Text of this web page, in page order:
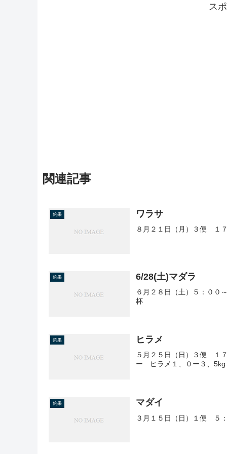
ス
関連記事
釣果 ワラサ
８月２１日（月）３便 １
釣果 6/28(土)マダラ
６月２８日（土）５：００
杯
釣果 ヒラメ
５月２５日（日）３便 １
ー ヒラメ１、０ー３、
釣果 マダイ
３月１５日（日）１便 ５